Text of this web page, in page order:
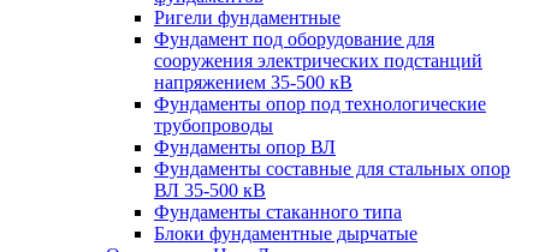
Ригели фундаментные
Фундамент под оборудование для
сооружения электрических подстанций
напряжением 35-500 кВ
Фундаменты опор под технологические
трубопроводы
Фундаменты опор ВЛ
Фундаменты составные для стальных опор
ВЛ 35-500 кВ
Фундаменты стаканного типа
Блоки фундаментные дырчатые